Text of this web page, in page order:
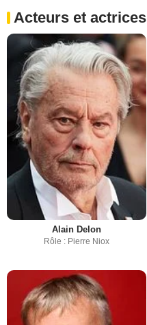
Acteurs et actrices
Alain Delon
Rôle : Pierre Niox